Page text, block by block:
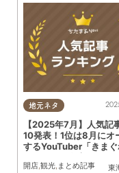
地元ネタ
【2025年7月】人気記
10発表！1位は8月にオ
するYouTuber「きまぐ
開店,観光, まとめ記事